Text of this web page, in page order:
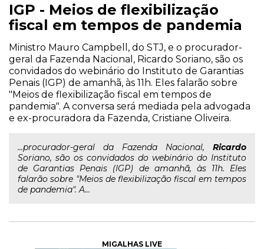
IGP - Meios de flexibilização
fiscal em tempos de pandemia
Ministro Mauro Campbell, do STJ, e o procurador-
geral da Fazenda Nacional, Ricardo Soriano, são os
convidados do webinário do Instituto de Garantias
Penais (IGP) de amanhã, às 11h. Eles falarão sobre
"Meios de flexibilização fiscal em tempos de
pandemia". A conversa será mediada pela advogada
e ex-procuradora da Fazenda, Cristiane Oliveira.
...procurador-geral da Fazenda Nacional, Ricardo
Soriano, são os convidados do webinário do Instituto
de Garantias Penais (IGP) de amanhã, às 11h. Eles
falarão sobre "Meios de flexibilização fiscal em tempos
de pandemia". A...
MIGALHAS LIVE